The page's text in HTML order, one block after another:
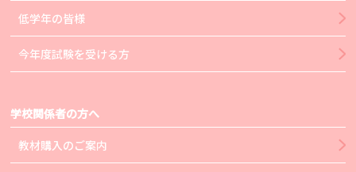
低学年の皆様
今年度試験を受ける方
学校関係者の方へ
教材購入のご案内